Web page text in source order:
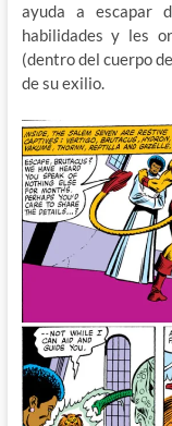
ayuda a escapar
habilidades y les
(dentro del cuerpo
de su exilio.